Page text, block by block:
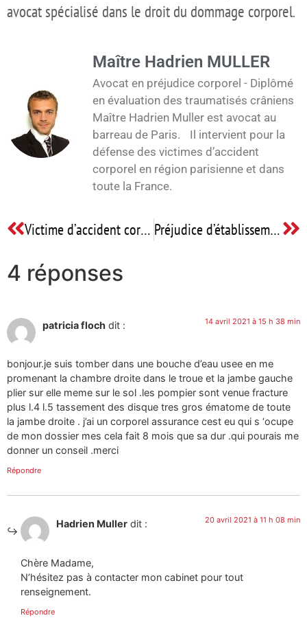
avocat spécialisé dans le droit du dommage corporel.
Maître Hadrien MULLER
Avocat en préjudice corporel - Diplômé
en évaluation des traumatisés crâniens
Maître Hadrien Muller est avocat au
barreau de Paris. Il intervient pour la
défense des victimes d’accident
corporel en région parisienne et dans
toute la France.
Victime d’accident corporel : comment se faire indemniser Préjudice d’établissement : le préjudice subjectif
4 réponses
patricia floch dit : 14 avril 2021 à 15 h 38 min
bonjour.je suis tomber dans une bouche d’eau usee en me
promenant la chambre droite dans le troue et la jambe gauche
plier sur elle meme sur le sol .les pompier sont venue fracture
plus l.4 l.5 tassement des disque tres gros ématome de toute
la jambe droite . j’ai un corporel assurance cest eu qui s ‘ocupe
de mon dossier mes cela fait 8 mois que sa dur .qui pourais me
donner un conseil .merci
Répondre
Hadrien Muller dit : 20 avril 2021 à 11 h 08 min
Chère Madame,
N’hésitez pas à contacter mon cabinet pour tout
renseignement.
Répondre